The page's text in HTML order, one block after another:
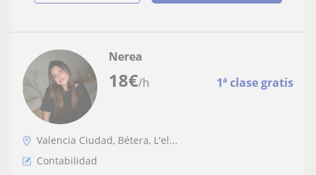
18€/h 1ª clase gratis
Nerea
Valencia Ciudad, Bétera, L'el...
Contabilidad